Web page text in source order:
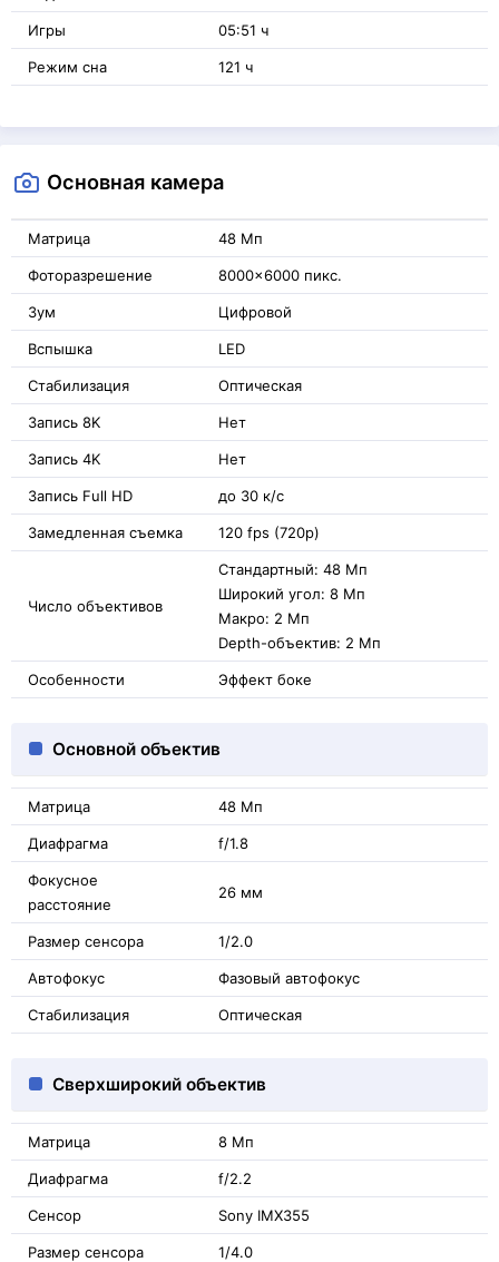
Игры 05:51 ч
Режим сна 121 ч
Основная камера
Матрица 48 Мп
Фоторазрешение 8000x6000 пикс.
Зум Цифровой
Вспышка LED
Стабилизация Оптическая
Запись 8K Нет
Запись 4K Нет
Запись Full HD до 30 к/с
Замедленная съемка 120 fps (720p)
Число объективов
Стандартный: 48 Мп
Широкий угол: 8 Мп
Макро: 2 Мп
Depth-объектив: 2 Мп
Особенности Эффект боке
Основной объектив
Матрица 48 Мп
Диафрагма f/1.8
Фокусное
расстояние
26 мм
Размер сенсора 1/2.0
Автофокус Фазовый автофокус
Стабилизация Оптическая
Сверхширокий объектив
Матрица 8 Мп
Диафрагма f/2.2
Сенсор Sony IMX355
Размер сенсора 1/4.0